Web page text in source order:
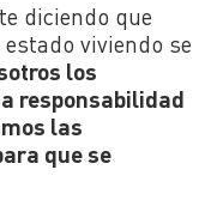
diciendo que
viviendo se
los
responsabilidad
las
que se